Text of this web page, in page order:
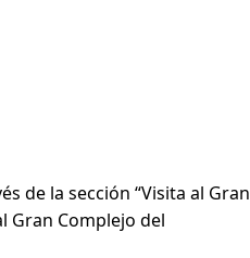
de la sección “Visita al Gran
Gran Complejo del